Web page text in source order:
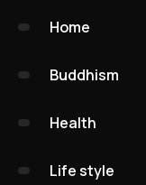
Home
Buddhism
Health
Life style